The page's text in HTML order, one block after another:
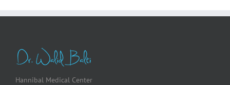
Hannibal Medical Center